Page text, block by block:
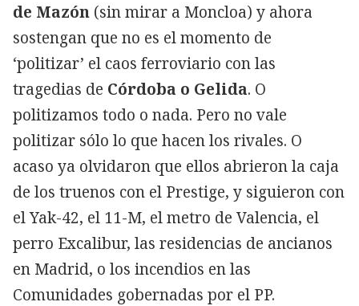
de Mazón (sin mirar a Moncloa) y ahora
sostengan que no es el momento de
‘politizar’ el caos ferroviario con las
tragedias de Córdoba o Gelida. O
politizamos todo o nada. Pero no vale
politizar sólo lo que hacen los rivales. O
acaso ya olvidaron que ellos abrieron la caja
de los truenos con el Prestige, y siguieron con
el Yak-42, el 11-M, el metro de Valencia, el
perro Excalibur, las residencias de ancianos
en Madrid, o los incendios en las
Comunidades gobernadas por el PP.